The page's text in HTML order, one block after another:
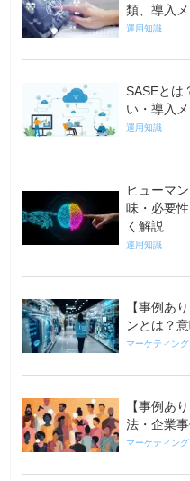
類、導入
運用知識
SASEとは
い・導入
運用知識
ヒューマ
味・必要
く解説
運用知識
【事例あ
ンとは？
マーケティング
【事例あ
法・企業
マーケティング